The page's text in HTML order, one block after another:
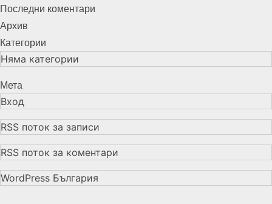
Последни коментари
Архив
Категории
Няма категории
Мета
Вход
RSS поток за записи
RSS поток за коментари
WordPress България